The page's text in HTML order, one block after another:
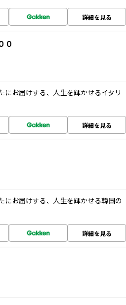
詳細を見る
０
お届けする、人生を輝かせるイタリ
詳細を見る
にお届けする、人生を輝かせる韓国の
詳細を見る